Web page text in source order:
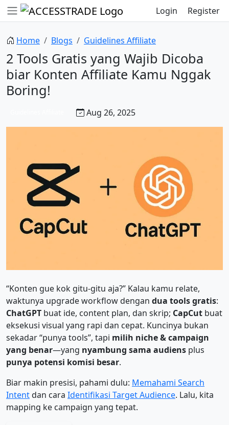
Login Register
Home Blogs Guidelines Affiliate
2 Tools Gratis yang Wajib Dicoba
biar Konten Affiliate Kamu Nggak
Boring!
Aug 26, 2025
“Konten gue kok gitu-gitu aja?” Kalau kamu relate,
waktunya upgrade workflow dengan dua tools gratis:
ChatGPT buat ide, content plan, dan skrip; CapCut buat
eksekusi visual yang rapi dan cepat. Kuncinya bukan
sekadar “punya tools”, tapi milih niche & campaign
yang benar—yang nyambung sama audiens plus
punya potensi komisi besar.
Biar makin presisi, pahami dulu: Memahami Search
Intentdan cara Identifikasi Target Audience. Lalu, kita
mapping ke campaign yang tepat.